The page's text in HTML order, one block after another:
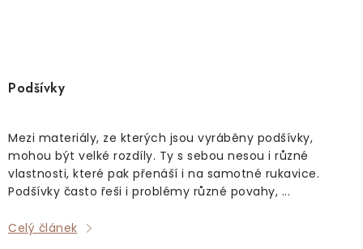
Podšívky
Mezi materiály, ze kterých jsou vyráběny podšívky,
mohou být velké rozdíly. Ty s sebou nesou i různé
vlastnosti, které pak přenáší i na samotné rukavice.
Podšívky často řeši i problémy různé povahy, ...
Celý článek